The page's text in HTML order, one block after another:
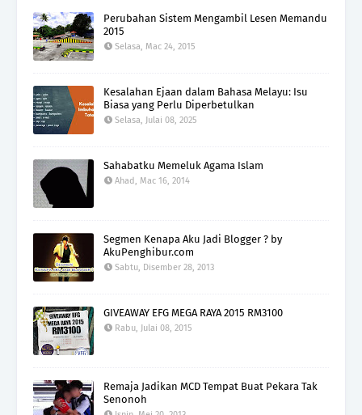
Perubahan Sistem Mengambil Lesen Memandu
2015
Selasa, Mac 24, 2015
Kesalahan Ejaan dalam Bahasa Melayu: Isu
Biasa yang Perlu Diperbetulkan
Selasa, Julai 08, 2025
Sahabatku Memeluk Agama Islam
Ahad, Mac 16, 2014
Segmen Kenapa Aku Jadi Blogger ? by
AkuPenghibur.com
Sabtu, Disember 28, 2013
GIVEAWAY EFG MEGA RAYA 2015 RM3100
Rabu, Julai 08, 2015
Remaja Jadikan MCD Tempat Buat Pekara Tak
Senonoh